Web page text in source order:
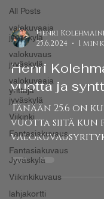
All Posts
valokuvaaja
jyväskylä
valokuvaus
jyväskylä
valokuvaaja
yrittäjä
jyväskylä
Viikinki
Fantasiakuvaus
Fantasiakuvaus
Jyväskylä
Viikinkikuvaus
lahjakortti
Henri
25.6.2024
1 min
Henri
vuotta ja
Tänään 25.6 on
vuotta siitä kun
todella iloinen
työskennellä...